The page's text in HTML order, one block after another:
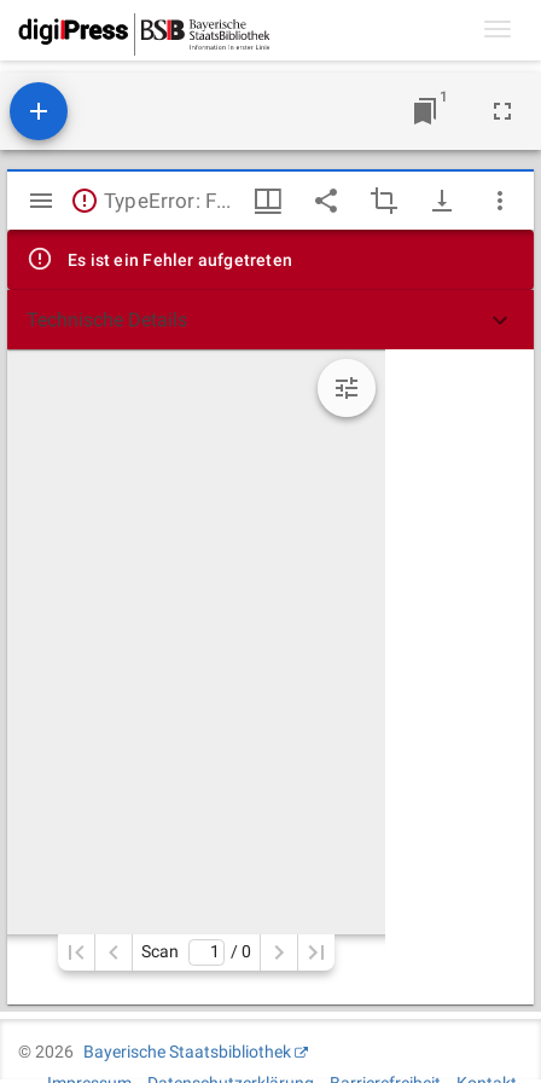
1
Mirador
Viewer
TypeError: Failed to fetch
Es ist ein Fehler aufgetreten
Technische Details
Scan / 0
©2026
Bayerische Staatsbibliothek